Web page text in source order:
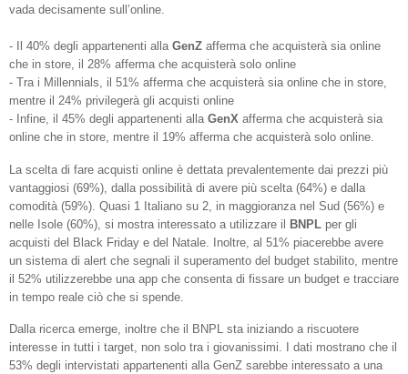
vada decisamente sull’online.
- Il 40% degli appartenenti alla GenZ afferma che acquisterà sia online
che in store, il 28% afferma che acquisterà solo online
- Tra i Millennials, il 51% afferma che acquisterà sia online che in store,
mentre il 24% privilegerà gli acquisti online
- Infine, il 45% degli appartenenti alla GenX afferma che acquisterà sia
online che in store, mentre il 19% afferma che acquisterà solo online.
La scelta di fare acquisti online è dettata prevalentemente dai prezzi più
vantaggiosi (69%), dalla possibilità di avere più scelta (64%) e dalla
comodità (59%). Quasi 1 Italiano su 2, in maggioranza nel Sud (56%) e
nelle Isole (60%), si mostra interessato a utilizzare il BNPL per gli
acquisti del Black Friday e del Natale. Inoltre, al 51% piacerebbe avere
un sistema di alert che segnali il superamento del budget stabilito, mentre
il 52% utilizzerebbe una app che consenta di fissare un budget e tracciare
in tempo reale ciò che si spende.
Dalla ricerca emerge, inoltre che il BNPL sta iniziando a riscuotere
interesse in tutti i target, non solo tra i giovanissimi. I dati mostrano che il
53% degli intervistati appartenenti alla GenZ sarebbe interessato a una